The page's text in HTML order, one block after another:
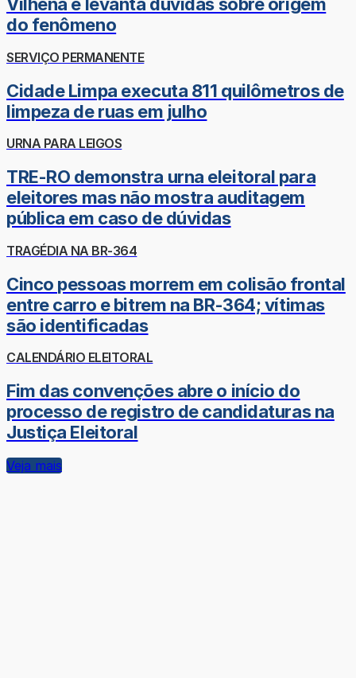
Vilhena e levanta dúvidas sobre origem
do fenômeno
SERVIÇO PERMANENTE
Cidade Limpa executa 811 quilômetros de
limpeza de ruas em julho
URNA PARA LEIGOS
TRE-RO demonstra urna eleitoral para
eleitores mas não mostra auditagem
pública em caso de dúvidas
TRAGÉDIA NA BR-364
Cinco pessoas morrem em colisão frontal
entre carro e bitrem na BR-364; vítimas
são identificadas
CALENDÁRIO ELEITORAL
Fim das convenções abre o início do
processo de registro de candidaturas na
Justiça Eleitoral
Veja mais